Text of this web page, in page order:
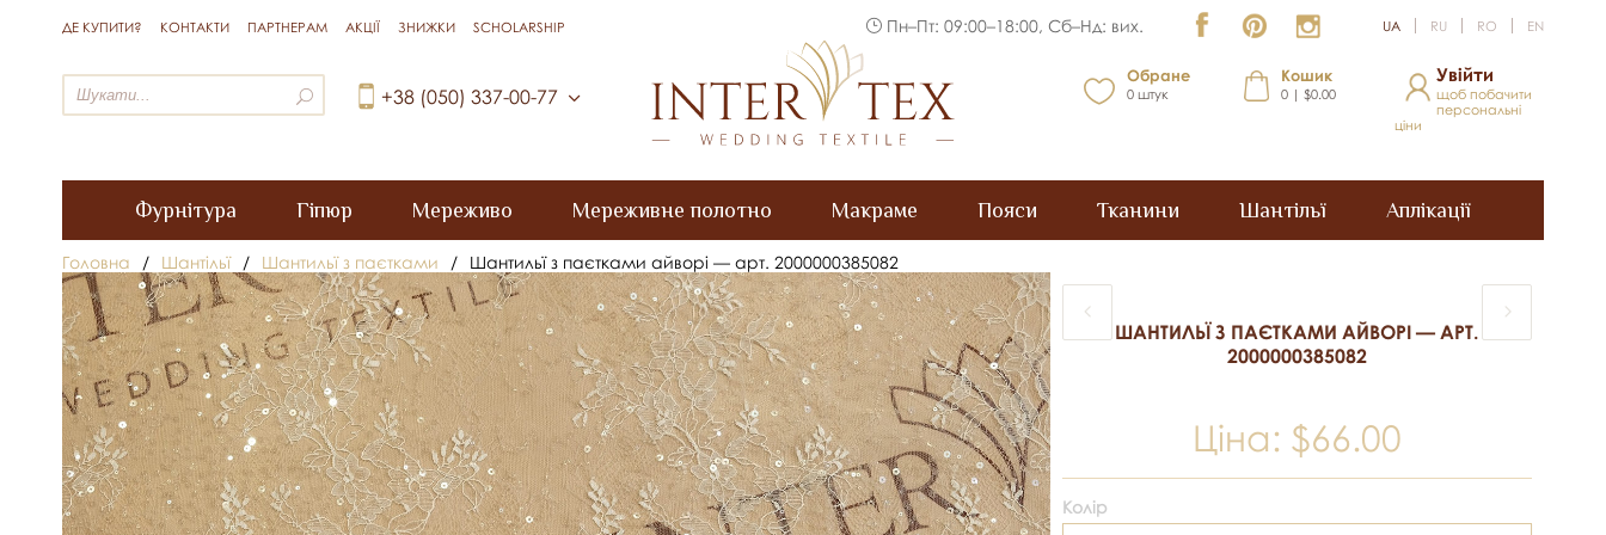
ДЕ КУПИТИ? КОНТАКТИ ПАРТНЕРАМ АКЦІЇ ЗНИЖКИ SCHOLARSHIP Пн–Пт: 09:00–18:00, Сб–Нд: вих. UA RU RO EN
+38 (050) 337-00-77
Обране
0 штук
Кошик
0 | $0.00
Увійти
щоб побачити
персональні
ціни
Фурнітура Гіпюр Мереживо Мереживне полотно Макраме Пояси Тканини Шантільї Аплікації
Головна / Шантільї / Шантильї з паєтками / Шантильї з паєтками айворі — арт. 2000000385082
ШАНТИЛЬЇ З ПАЄТКАМИ АЙВОРІ — АРТ.
2000000385082
Ціна: $66.00
Колір